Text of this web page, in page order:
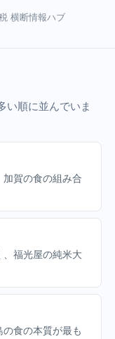
横断情報ハブ
い順に並んでいま
賀の食の組み合
福光屋の純米大
食の本質が最も